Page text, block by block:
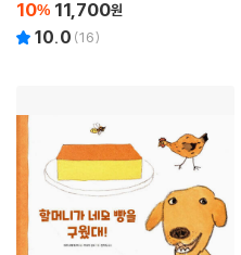
10% 11,700원
10.0 (16)